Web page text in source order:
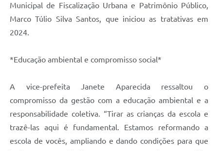
Municipal de Fiscalização Urbana e Patrimônio Público,
Marco Túlio Silva Santos, que iniciou as tratativas em
2024.
*Educação ambiental e compromisso social*
A vice-prefeita Janete Aparecida ressaltou o
compromisso da gestão com a educação ambiental e a
responsabilidade coletiva. “Tirar as crianças da escola e
trazê-las aqui é fundamental. Estamos reformando a
escola de vocês, ampliando e dando condições para que